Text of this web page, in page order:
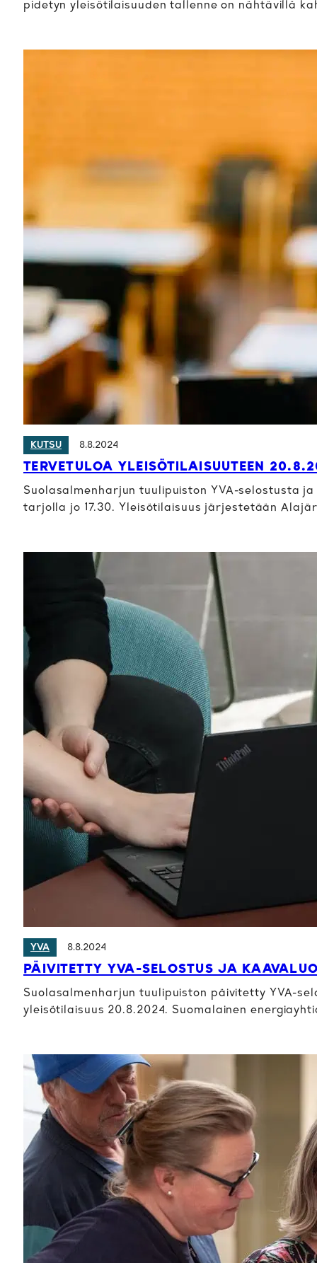
pidetyn yleisötilaisuuden tallenne on nähtävillä
KUTSU 8.8.2024
TERVETULOA YLEISÖTILAISUUTEEN
Suolasalmenharjun tuulipuiston YVA-selostusta
tarjolla jo 17.30. Yleisötilaisuus järjestetään
YVA 8.8.2024
PÄIVITETTY YVA-SELOSTUS JA
Suolasalmenharjun tuulipuiston päivitetty YVA-
yleisötilaisuus 20.8.2024. Suomalainen